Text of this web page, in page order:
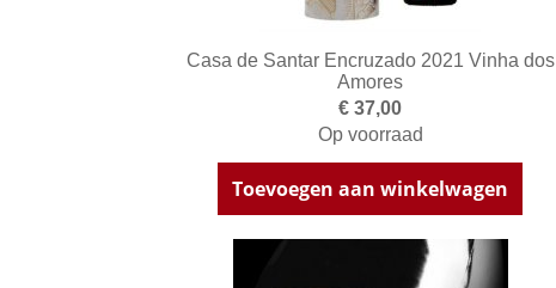
Casa de Santar Encruzado 2021 Vinha dos
Amores
€ 37,00
Op voorraad
Toevoegen aan winkelwagen